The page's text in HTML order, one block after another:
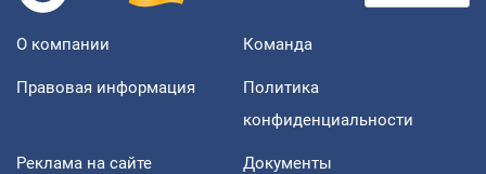
О компании Команда
Правовая информация
Политика
конфиденциальности
Реклама на сайте Документы